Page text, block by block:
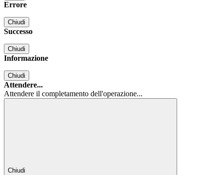
Errore
Chiudi
Successo
Chiudi
Informazione
Chiudi
Attendere...
Attendere il completamento dell'operazione...
Chiudi